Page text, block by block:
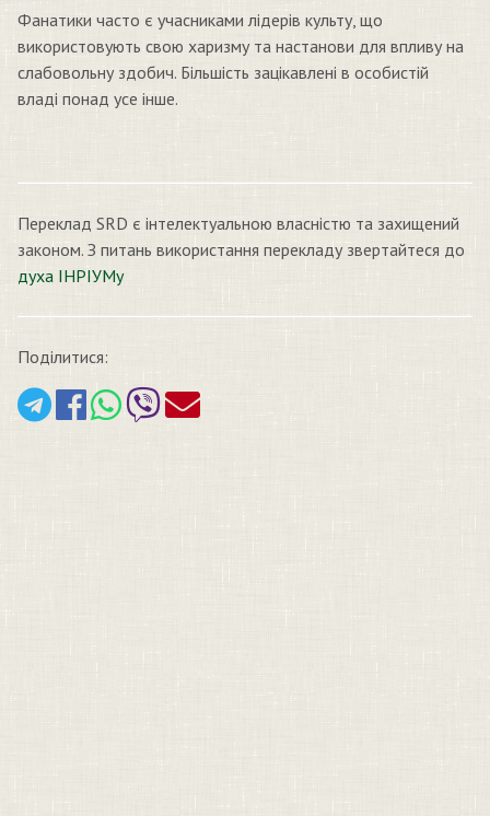
Фанатики часто є учасниками лідерів культу, що
використовують свою харизму та настанови для впливу на
слабовольну здобич. Більшість зацікавлені в особистій
владі понад усе інше.
Переклад SRD є інтелектуальною власністю та захищений
законом. З питань використання перекладу звертайтеся до
духа ІНРІУМу
Поділитися: